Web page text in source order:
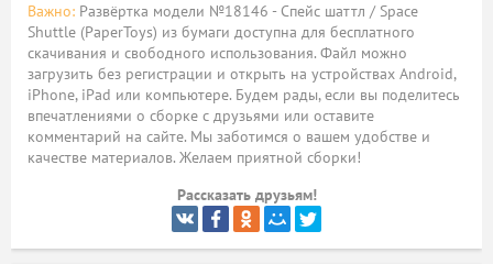
Важно: Развёртка модели №18146 - Спейс шаттл / Space
Shuttle (PaperToys) из бумаги доступна для бесплатного
скачивания и свободного использования. Файл можно
загрузить без регистрации и открыть на устройствах Android,
iPhone, iPad или компьютере. Будем рады, если вы поделитесь
впечатлениями о сборке с друзьями или оставите
комментарий на сайте. Мы заботимся о вашем удобстве и
качестве материалов. Желаем приятной сборки!
Рассказать друзьям!